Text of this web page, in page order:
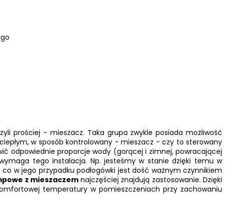
prościej - mieszacz. Taka grupa zwykle posiada możliwość
w sposób kontrolowany - mieszacz - czy to sterowany
odpowiednie proporcje wody (gorącej i zimnej, powracającej
tego instalacja. Np. jesteśmy w stanie dzięki temu w
co w jego przypadku podłogówki jest dość ważnym czynnikiem
z mieszaczemnajczęściej znajdują zastosowanie. Dzięki
temperatury w pomieszczeniach przy zachowaniu